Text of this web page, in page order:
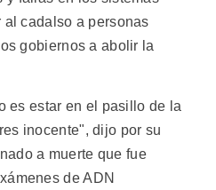
cadalso a personas
gobiernos a abolir la
es estar en el pasillo de la
inocente", dijo por su
a muerte que fue
de ADN